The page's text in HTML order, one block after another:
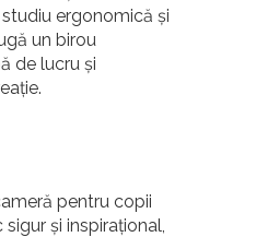
ergonomică și
un birou
de lucru și
pentru copii
și inspirațional,